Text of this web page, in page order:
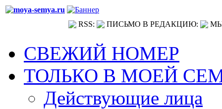
RSS: ПИСЬМО В РЕДАКЦИЮ:
СВЕЖИЙ НОМЕР
ТОЛЬКО В МОЕЙ
Действующие лица